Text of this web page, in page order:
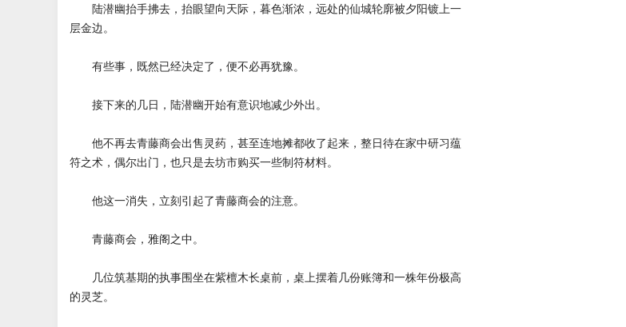
陆潜幽抬手拂去，抬眼望向天际，暮色渐浓，远处的仙城轮廓被夕阳镀上一
层金边。
有些事，既然已经决定了，便不必再犹豫。
接下来的几日，陆潜幽开始有意识地减少外出。
他不再去青藤商会出售灵药，甚至连地摊都收了起来，整日待在家中研习蕴
符之术，偶尔出门，也只是去坊市购买一些制符材料。
他这一消失，立刻引起了青藤商会的注意。
青藤商会，雅阁之中。
几位筑基期的执事围坐在紫檀木长桌前，桌上摆着几份账簿和一株年份极高
的灵芝。